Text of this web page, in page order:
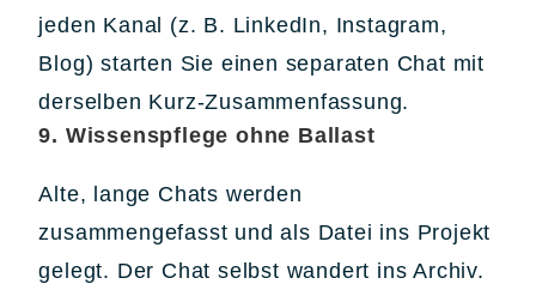
jeden Kanal (z. B. LinkedIn, Instagram,
Blog) starten Sie einen separaten Chat mit
derselben Kurz-Zusammenfassung.
9. Wissenspflege ohne Ballast
Alte, lange Chats werden
zusammengefasst und als Datei ins Projekt
gelegt. Der Chat selbst wandert ins Archiv.